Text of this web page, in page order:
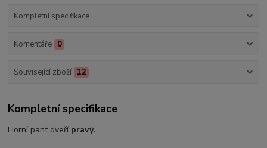
Kompletní specifikace
Komentáře 0
Související zboží 12
Kompletní specifikace
Horní pant dveří pravý.